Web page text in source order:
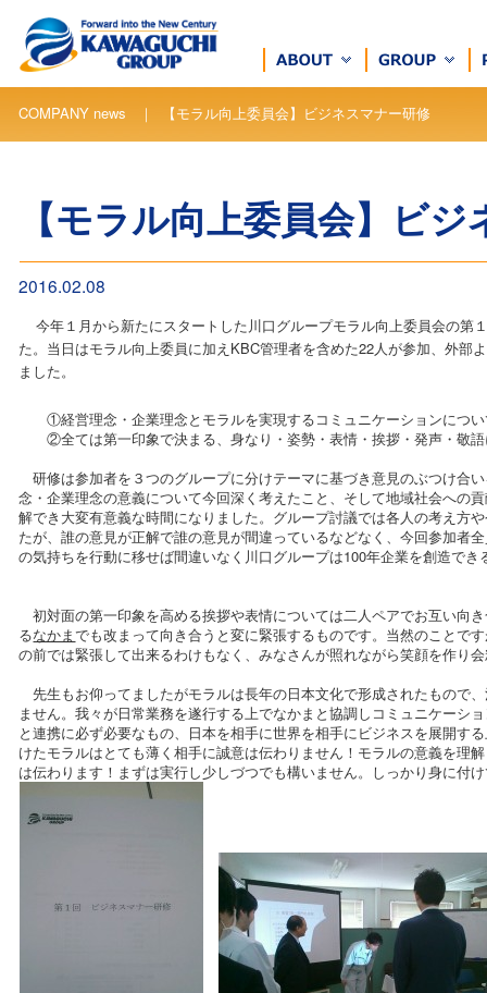
COMPANY news ｜ 【モラル向上委員会】ビジネスマナー研修
【モラル向上委員会】ビ
2016.02.08
今年１月から新たにスタートした川口グループモラル向上委員会の第
た。当日はモラル向上委員に加えKBC管理者を含めた22人が参加、外部
ました。
①経営理念・企業理念とモラルを実現するコミュニケーションにつ
②全ては第一印象で決まる、身なり・姿勢・表情・挨拶・発声・敬
研修は参加者を３つのグループに分けテーマに基づき意見のぶつけ合
念・企業理念の意義について今回深く考えたこと、そして地域社会への
解でき大変有意義な時間になりました。グループ討議では各人の考え方
たが、誰の意見が正解で誰の意見が間違っているなどなく、今回参加者
の気持ちを行動に移せば間違いなく川口グループは100年企業を創造でき
初対面の第一印象を高める挨拶や表情については二人ペアでお互い向
るなかまでも改まって向き合うと変に緊張するものです。当然のことで
の前では緊張して出来るわけもなく、みなさんが照れながら笑顔を作り
先生もお仰ってましたがモラルは長年の日本文化で形成されたもので
ません。我々が日常業務を遂行する上でなかまと協調しコミュニケーシ
と連携に必ず必要なもの、日本を相手に世界を相手にビジネスを展開す
けたモラルはとても薄く相手に誠意は伝わりません！モラルの意義を理
は伝わります！まずは実行し少しづつでも構いません。しっかり身に付